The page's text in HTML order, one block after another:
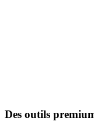
Des outils